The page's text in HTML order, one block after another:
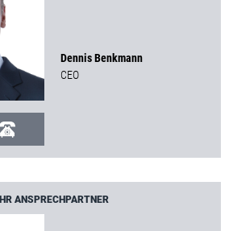
Dennis Benkmann
CEO
IHR ANSPRECHPARTNER